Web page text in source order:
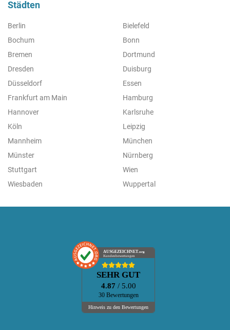
Städten
Berlin
Bielefeld
Bochum
Bonn
Bremen
Dortmund
Dresden
Duisburg
Düsseldorf
Essen
Frankfurt am Main
Hamburg
Hannover
Karlsruhe
Köln
Leipzig
Mannheim
München
Münster
Nürnberg
Stuttgart
Wien
Wiesbaden
Wuppertal
AUSGEZEICHNET.org
Kundenbewertungen
SEHR GUT
4.87 / 5.00
30 Bewertungen
Hinweis zu den Bewertungen